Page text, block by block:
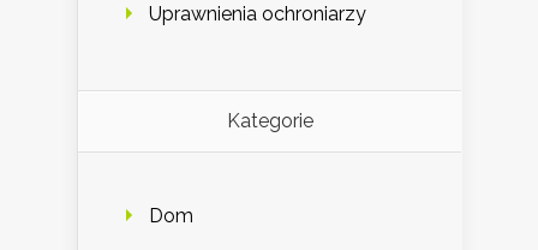
Uprawnienia ochroniarzy
Kategorie
Dom